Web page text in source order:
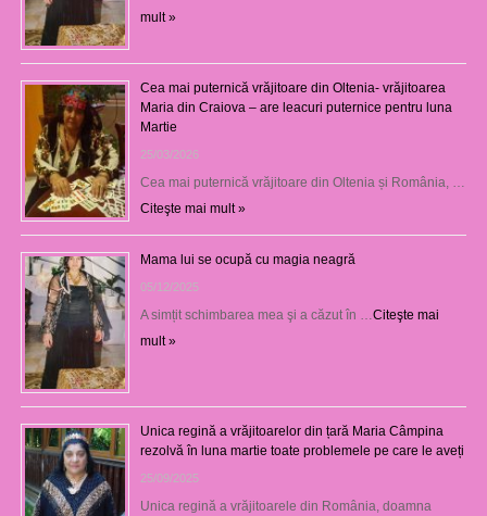
mult »
Cea mai puternică vrăjitoare din Oltenia- vrăjitoarea
Maria din Craiova – are leacuri puternice pentru luna
Martie
25/03/2026
Cea mai puternică vrăjitoare din Oltenia și România, …
Citeşte mai mult »
Mama lui se ocupă cu magia neagră
05/12/2025
A simțit schimbarea mea şi a căzut în … Citeşte mai
mult »
Unica regină a vrăjitoarelor din țară Maria Câmpina
rezolvă în luna martie toate problemele pe care le aveți
25/09/2025
Unica regină a vrăjitoarele din România, doamna